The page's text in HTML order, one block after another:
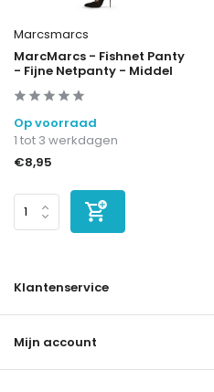
Marcsmarcs
MarcMarcs - Fishnet Panty
- Fijne Netpanty - Middel
Op voorraad
1 tot 3 werkdagen
€8,95
Klantenservice
Mijn account